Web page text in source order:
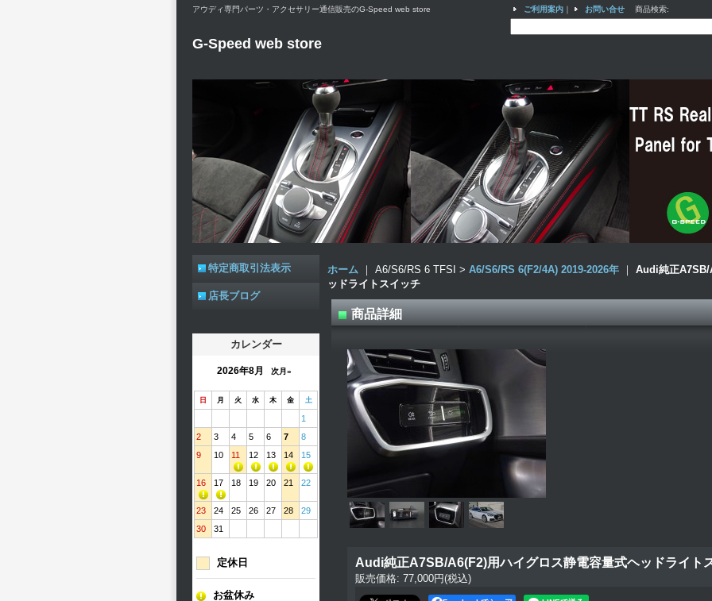
アウディ専門パーツ・アクセサリー通信販売のG-Speed web store
G-Speed web store
ご利用案内 ｜ お問い合せ 商品検索:
特定商取引法表示
店長ブログ
カレンダー
2026年8月 次月»
日 月 火 水 木 金 土
1
2
3 4 5 6 7
8
9
10 11 12 13 14 15
16 17 18 19 20 21 22
23 24 25 26 27 28
29
30
31
定休日
お盆休み
ホーム ｜ A6/S6/RS 6 TFSI > A6/S6/RS 6(F2/4A) 2019-2026年 ｜ Audi純正A7SB/
ッドライトスイッチ
商品詳細
Audi純正A7SB/A6(F2)用ハイグロス静電容量式ヘッドライト
販売価格: 77,000円(税込)